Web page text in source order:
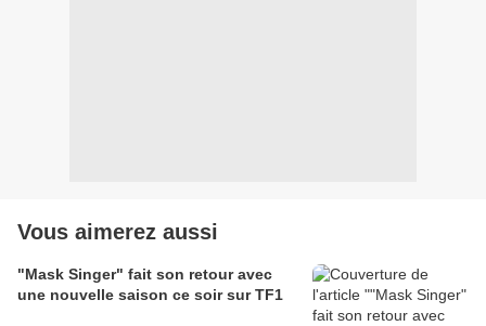
Vous aimerez aussi
"Mask Singer" fait son retour avec
une nouvelle saison ce soir sur TF1